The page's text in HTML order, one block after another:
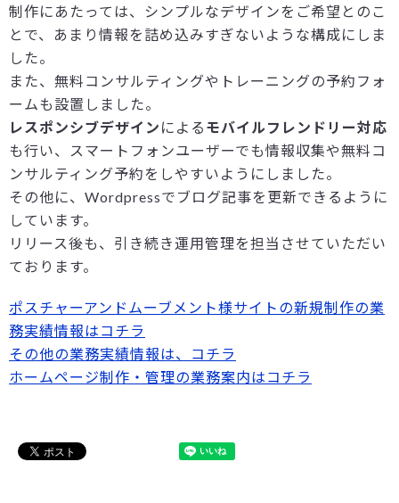
制作にあたっては、シンプルなデザインをご希望とのこ
とで、あまり情報を詰め込みすぎないような構成にしま
した。
また、無料コンサルティングやトレーニングの予約フォ
ームも設置しました。
レスポンシブデザイン による モバイルフレンドリー対応
も行い、スマートフォンユーザーでも情報収集や無料コ
ンサルティング予約をしやすいようにしました。
その他に、Wordpressでブログ記事を更新できるように
しています。
リリース後も、引き続き運用管理を担当させていただい
ております。
ポスチャーアンドムーブメント様サイトの新規制作の業
務実績情報はコチラ
その他の業務実績情報は、コチラ
ホームページ制作・管理の業務案内はコチラ